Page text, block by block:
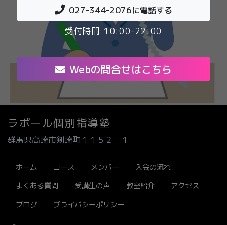
027-344-2076に電話する
受付時間 10:00-22:00
Webの問合せはこちら
ラポール個別指導塾
群馬県高崎市剣崎町１１５２－１
ホーム コース メンバー
入会の流れ
よくある質問
受講生の声 教室紹介
アクセス
ブログ
プライバシーポリシー